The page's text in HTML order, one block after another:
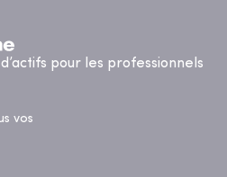
pour les professionnels
vos